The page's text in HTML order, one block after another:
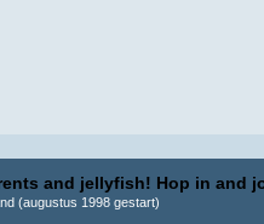
and jellyfish! Hop in and
(augustus 1998 gestart)